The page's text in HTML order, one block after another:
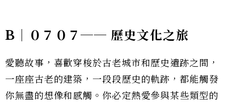
B｜０７０７── 歷史文化之旅
愛聽故事，喜歡穿梭於古老城市和歷史遺跡之間，
一座座古老的建築，一段段歷史的軌跡，都能觸發
你無盡的想像和感觸。你必定熱愛參與某些類型的